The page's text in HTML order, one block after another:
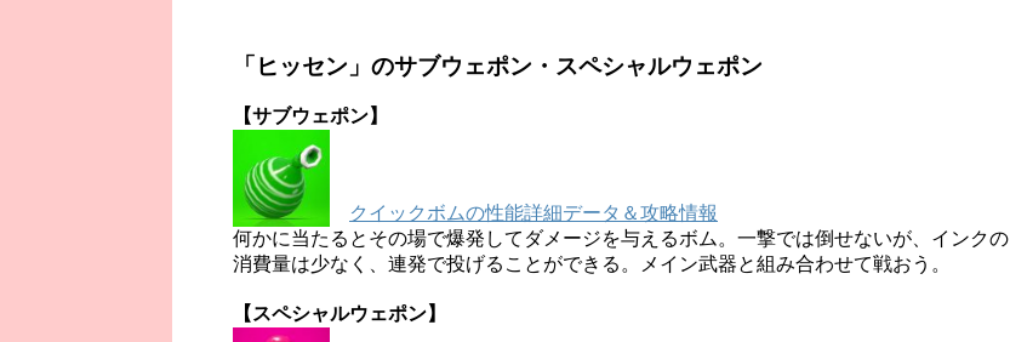
「ヒッセン」のサブウェポン・スペシャルウェポン
【サブウェポン】
クイックボムの性能詳細データ＆攻略情報
何かに当たるとその場で爆発してダメージを与えるボム。一撃では倒せないが、インクの
消費量は少なく、連発で投げることができる。メイン武器と組み合わせて戦おう。
【スペシャルウェポン】